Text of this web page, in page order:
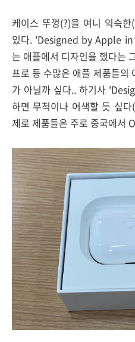
케이스 뚜껑(?)을 여니 익숙
있다. 'Designed by Apple
는 애플에서 디자인을 했다는
프로 등 수많은 애플 제품들의
가 아닐까 싶다.. 하기사
하면 무척이나 어색할 듯 싶
제로 제품들은 주로 중국에서